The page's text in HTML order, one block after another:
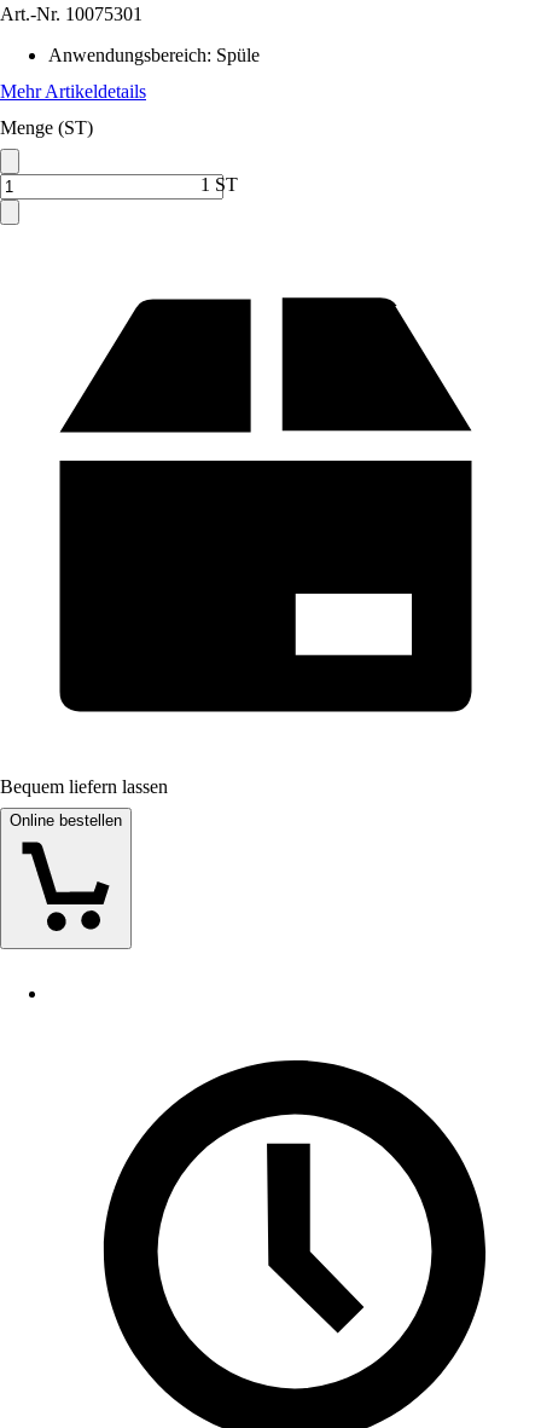
Art.-Nr. 10075301
Anwendungsbereich: Spüle
Mehr Artikeldetails
Menge (ST)
1 ST
Bequem liefern lassen
Online bestellen